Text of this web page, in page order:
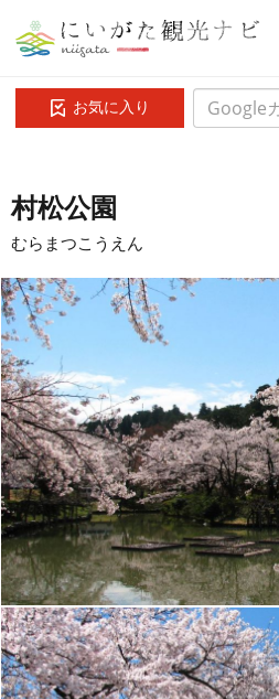
お気に入り
村松公園
むらまつこうえん